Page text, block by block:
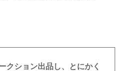
クション出品し、とにかく